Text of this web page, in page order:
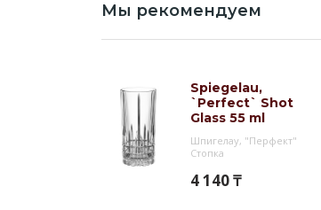
Мы рекомендуем
Spiegelau,
`Perfect` Shot
Glass 55 ml
Шпигелау, "Перфект"
Стопка
4 140 ₸